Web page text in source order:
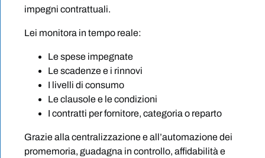
impegni contrattuali.
Lei monitora in tempo reale:
Le spese impegnate
Le scadenze e i rinnovi
I livelli di consumo
Le clausole e le condizioni
I contratti per fornitore, categoria o reparto
Grazie alla centralizzazione e all’automazione dei
promemoria, guadagna in controllo, affidabilità e